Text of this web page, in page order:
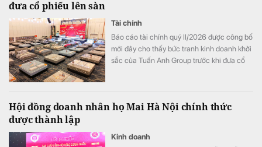
đưa cổ phiếu lên sàn
Tài chính
Báo cáo tài chính quý II/2026 được công bố
mới đây cho thấy bức tranh kinh doanh khởi
sắc của Tuấn Anh Group trước khi đưa cổ
Hội đồng doanh nhân họ Mai Hà Nội chính thức
được thành lập
Kinh doanh